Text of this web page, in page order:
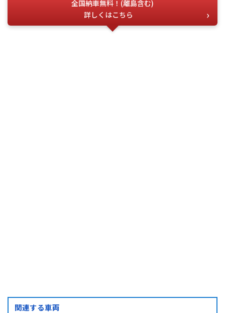
全国納車無料！(離島含む)
詳しくはこちら
関連する車両